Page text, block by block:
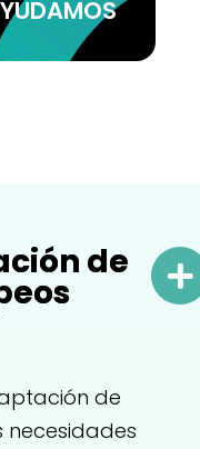
de
de
necesidades